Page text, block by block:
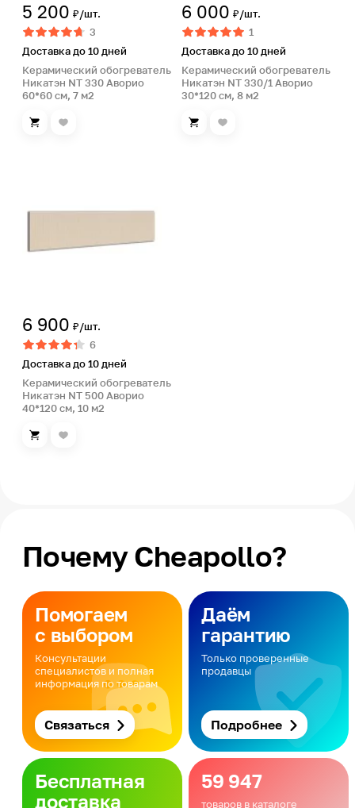
5 200 ₽/шт.
3
Доставка до 10 дней
Керамический обогреватель
Никатэн NT 330 Аворио
60*60 см, 7 м2
6 000 ₽/шт.
1
Доставка до 10 дней
Керамический обогреватель
Никатэн NT 330/1 Аворио
30*120 см, 8 м2
6 900 ₽/шт.
6
Доставка до 10 дней
Керамический обогреватель
Никатэн NT 500 Аворио
40*120 см, 10 м2
Почему Cheapollo?
Помогаем
с выбором
Консультации
специалистов и полная
информация по товарам
Связаться
Даём
гарантию
Только проверенные
продавцы
Подробнее
Бесплатная
доставка
59 947
товаров в каталоге